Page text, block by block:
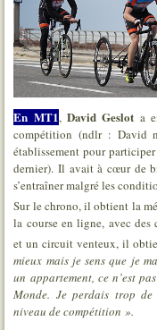
En MT1,David Geslot a
compétition (ndlr : David
établissement pour
dernier). Il avait à cœur de
s’entraîner malgré les
Sur le chrono, il obtient la
la course en ligne, avec des
et un circuit venteux, il
mieux mais je sens que je
un appartement, ce n’est
Monde. Je perdais trop de
niveau de compétition ».